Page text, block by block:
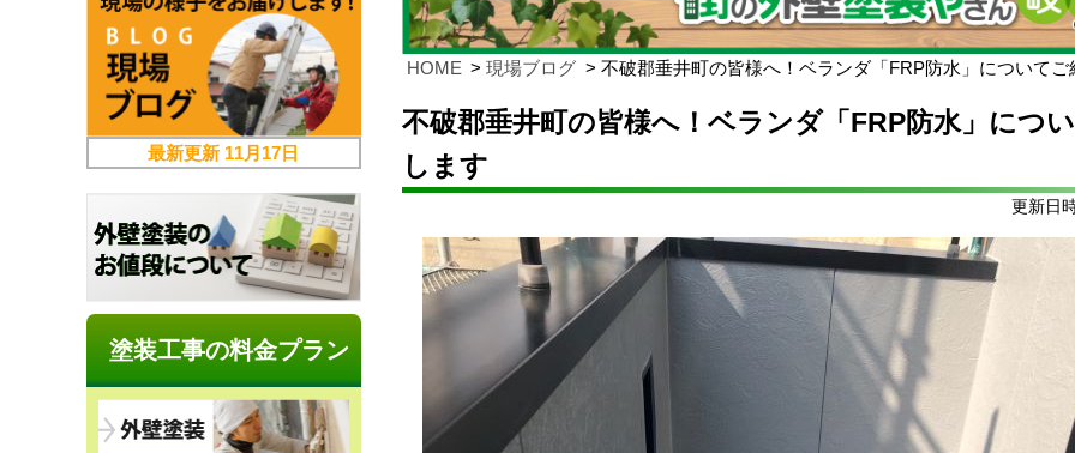
HOME 現場ブログ 不破郡垂井町の皆様へ！ベランダ「FRP防水」についてご
不破郡垂井町の皆様へ！ベランダ「FRP防水」につ
します
更新日
最新更新 11月17日
塗装工事の料金プラン